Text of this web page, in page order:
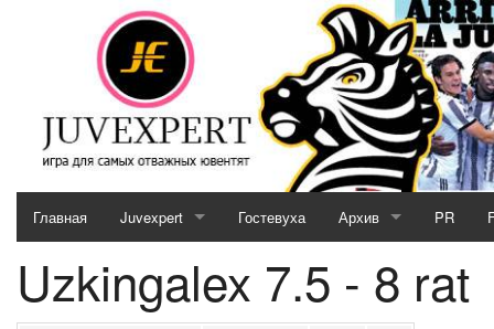
Главная Juvexpert
Serie A (2026 / 2027)
Кубок JE (2026 / 2027)
Гостевуха Архив
2025/2026
PR
Uzkingalex 7.5 - 8 rat